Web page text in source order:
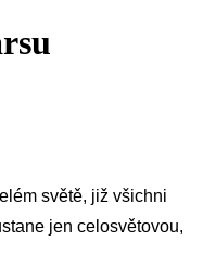
světě, již všichni
jen celosvětovou,